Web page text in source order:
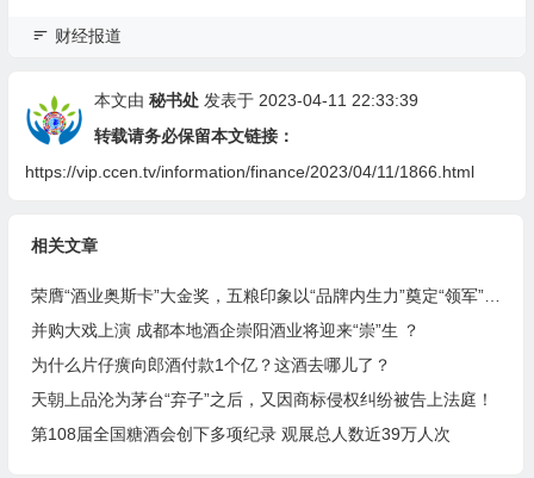
财经报道
本文由 秘书处发表于 2023-04-11 22:33:39
转载请务必保留本文链接：
https://vip.ccen.tv/information/finance/2023/04/11/1866.html
相关文章
荣膺“酒业奥斯卡”大金奖，五粮印象以“品牌内生力”奠定“领军”基础
并购大戏上演 成都本地酒企崇阳酒业将迎来“崇”生 ？
为什么片仔癀向郎酒付款1个亿？这酒去哪儿了？
天朝上品沦为茅台“弃子”之后，又因商标侵权纠纷被告上法庭！
第108届全国糖酒会创下多项纪录 观展总人数近39万人次